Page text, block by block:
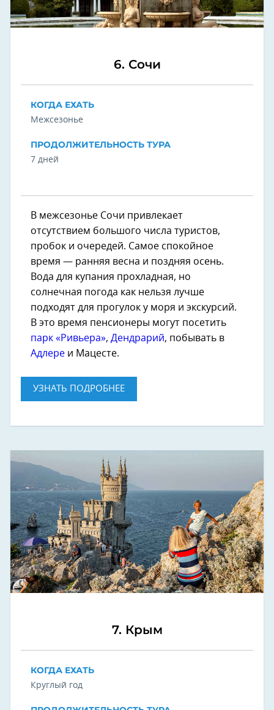
6. Сочи
КОГДА ЕХАТЬ
Межсезонье
ПРОДОЛЖИТЕЛЬНОСТЬ ТУРА
7 дней
В межсезонье Сочи привлекает
отсутствием большого числа туристов,
пробок и очередей. Самое спокойное
время — ранняя весна и поздняя осень.
Вода для купания прохладная, но
солнечная погода как нельзя лучше
подходят для прогулок у моря и экскурсий.
В это время пенсионеры могут посетить
парк «Ривьера», Дендрарий, побывать в
Адлере и Мацесте.
УЗНАТЬ ПОДРОБНЕЕ
7. Крым
КОГДА ЕХАТЬ
Круглый год